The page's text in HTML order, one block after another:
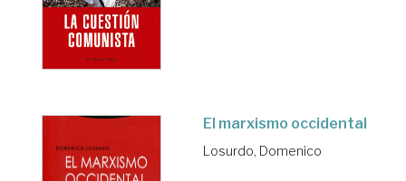
El marxismo occidental
Losurdo, Domenico